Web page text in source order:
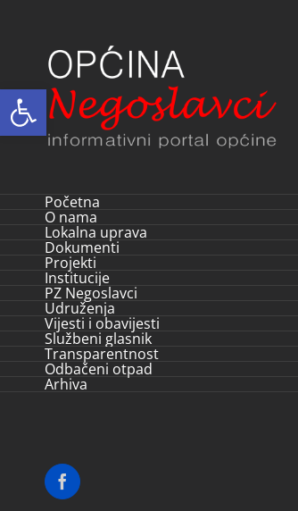
Open toolbar
Početna
O nama
Lokalna uprava
Dokumenti
Projekti
Institucije
PZ Negoslavci
Udruženja
Vijesti i obavijesti
Službeni glasnik
Transparentnost
Odbačeni otpad
Arhiva
Facebook